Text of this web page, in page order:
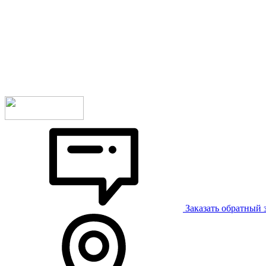
Заказать обратный